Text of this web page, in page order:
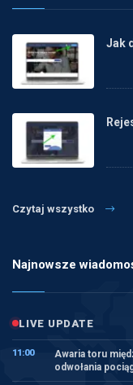
Jak
Czytaj wszystko
Najnowsze
LIVE UPDATE
11:00
Awaria toru
odwołania